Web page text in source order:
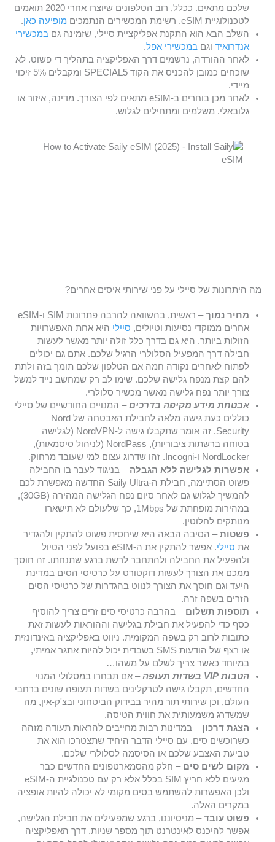
שלכם מתאים. ככלל, רוב הטלפונים שיוצרו אחרי 2020 תואמים
לטכנולוגיית eSIM. רשימת המכשירים הנתמכים
מופיעה כאן.
השלב הבא הוא התקנת אפליקציית סיילי, שזמינה גם במכשירי
אנדרואיד וגם במכשירי אפל.
לאחר ההורדה, נרשמים דרך האפליקציה בתהליך די פשוט. לא
שוכחים כמובן להכניס את הקוד SPECIAL5 ומקבלים 5% זיכוי
מיידי.
לאחר מכן בוחרים ב-eSIM מתאים לפי הצורך. מדינה, איזור או
גלובאלי. משלמים ומתחילים לגלוש.
מה היתרונות של סיילי על פני שירותי איסים אחרים?
מחיר נמוך
– ראשית, בהשוואה להרבה פתרונות SIM ו-eSIM
אחרים ממוקדי נסיעות וטיולים, סיילי היא אחת האפשרויות
הזולות ביותר. היא גם בדרך כלל זולה יותר מאשר לעשות
חבילה דרך המפעיל הסלולרי הרגיל שלכם. אתם גם יכולים
לפתוח לאחרים נקודה חמה אם הטלפון שלכם תומך בזה ולתת
להם קצת מנפח גלישה שלכם. שימו לב רק שמחשב נייד למשל
צורך יותר נפח גלישה מאשר מכשיר סלולרי.
אבטחת מידע מקיפה בדרכים – המנויים החודשיים של סיילי
כוללים כעת גישה מלאה לחבילת האבטחה של Nord
Security. זה אומר שתקבלו גישה ל-NordVPN (לגלישה
בטוחה ברשתות ציבוריות), NordPass (לניהול סיסמאות),
NordLocker ו-Incogni. זהו שדרוג עצום למי שעובד מרחוק.
אפשרות לגלישה ללא הגבלה – בניגוד לעבר בו החבילה
פשוט הסתיימה, חבילת ה-Saily Ultra החדשה מאפשרת לכם
להמשיך לגלוש גם לאחר סיום נפח הגלישה המהירה (30GB),
במהירות מופחתת של 1Mbps, כך שלעולם לא תישארו
מנותקים לחלוטין.
פשטות– הסיבה הבאה היא שיחסית פשוט להתקין ולהגדיר
את סיילי
. אפשר להתקין את ה-eSIM בפועל לפני הטיול
ולהפעיל את החבילה ולהתחבר לרשת ברגע שתנחתו. זה חוסך
ממכם את הצורך לעשות דוקטורט על כרטיסי הסים במדינת
היעד וגם חוסך את הצורך לנווט בהגדרות של כרטיסי הסים
הזרים בשפה זרה.
תוספות תשלום – בהרבה כרטיסי סים זרים צריך להוסיף
כסף כדי להפעיל את חבילת בגלישה וההוראות לעשות זאת
כתובות לרוב רק בשפה המקומית. ניווט באפליקציה באינדונזית
או רצף של הודעות SMS בשבדית יכול להיות אתגר אמיתי,
במיוחד כאשר צריך לשלם על משהו…
הטבות VIP בשדות תעופה
– אם תבחרו במסלולי המנוי
החדשים, תקבלו גישה לטרקלינים בשדות תעופה שונים ברחבי
העולם, וכן שירותי תור מהיר בבידוק הביטחוני ובצ'ק-אין, מה
שמשדרג משמעותית את חווית הטיסה.
הצגת דרכון – במדינות רבות מחייבים להראות תעודה מזהה
כשרוכשים סים. עם סיילי הדבר היחיד שתצטרכו הוא את
טביעת האצבע שלכם או הסיסמה לסלולרי שלכם.
מקום לשים סים – חלק מהסמארטפונים החדשים כבר
מגיעים ללא חריץ SIM בכלל אלא רק עם טכנולגיית ה-eSIM
ולכן האפשרות להשתמש בסים מקומי לא יכולה להיות אופציה
במקרים האלה.
פשוט עובד– מניסיוננו, ברגע שמפעילים את חבילת הגלישה,
אפשר להיכנס לאינטרנט תוך מספר שניות. דרך האפליקציה